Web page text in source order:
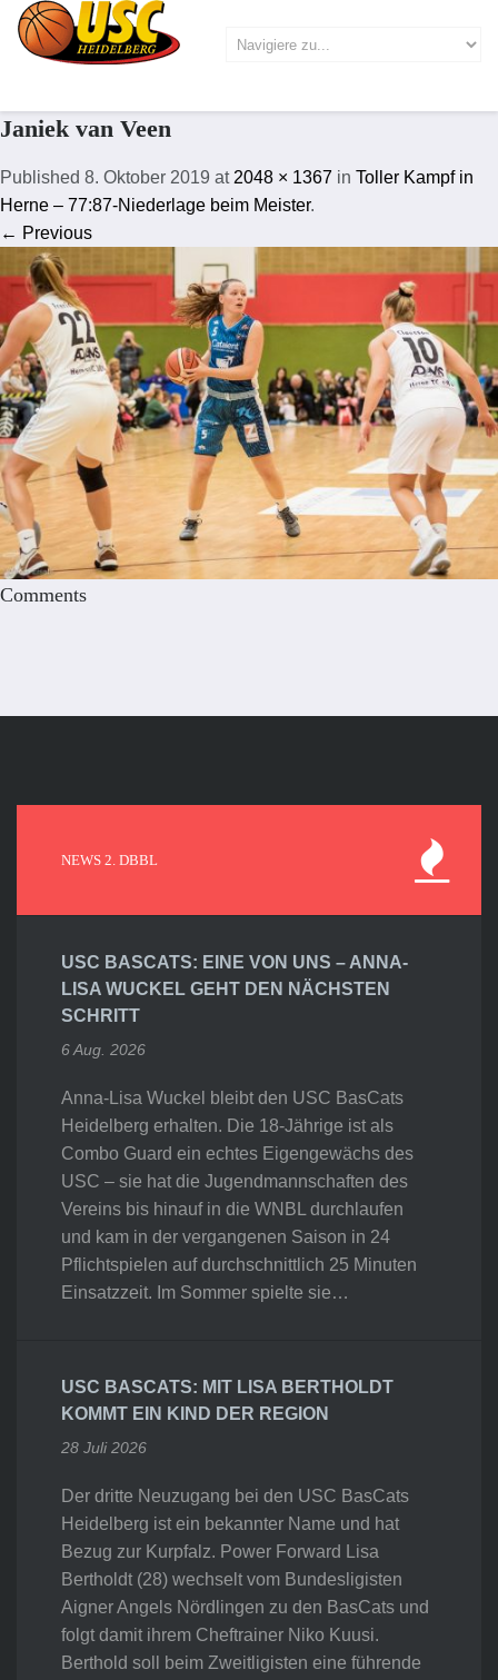
Janiek van Veen
Published 8. Oktober 2019 at 2048 × 1367 in Toller Kampf in
Herne – 77:87-Niederlage beim Meister.
← Previous
Comments
NEWS 2. DBBL
USC BASCATS: EINE VON UNS – ANNA-
LISA WUCKEL GEHT DEN NÄCHSTEN
SCHRITT
6 Aug. 2026
Anna-Lisa Wuckel bleibt den USC BasCats
Heidelberg erhalten. Die 18-Jährige ist als
Combo Guard ein echtes Eigengewächs des
USC – sie hat die Jugendmannschaften des
Vereins bis hinauf in die WNBL durchlaufen
und kam in der vergangenen Saison in 24
Pflichtspielen auf durchschnittlich 25 Minuten
Einsatzzeit. Im Sommer spielte sie…
USC BASCATS: MIT LISA BERTHOLDT
KOMMT EIN KIND DER REGION
28 Juli 2026
Der dritte Neuzugang bei den USC BasCats
Heidelberg ist ein bekannter Name und hat
Bezug zur Kurpfalz. Power Forward Lisa
Bertholdt (28) wechselt vom Bundesligisten
Aigner Angels Nördlingen zu den BasCats und
folgt damit ihrem Cheftrainer Niko Kuusi.
Berthold soll beim Zweitligisten eine führende